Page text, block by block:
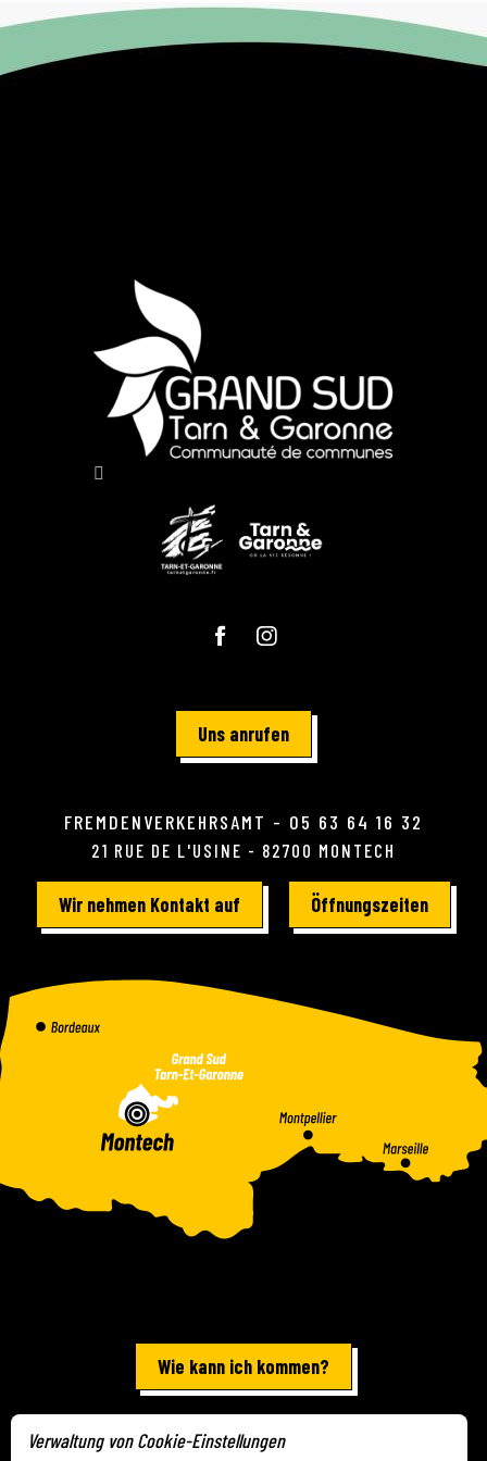
Uns anrufen
FREMDENVERKEHRSAMT - 05 63 64 16 32
21 RUE DE L'USINE - 82700 MONTECH
Wir nehmen Kontakt auf Öffnungszeiten
Wie kann ich kommen?
Rechtliche Hinweise - Sitemap
Verwaltung von Cookie-Einstellungen